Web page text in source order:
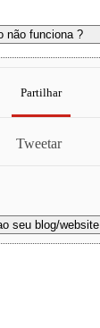
não funciona ?
Partilhar
Tweetar
seu blog/website